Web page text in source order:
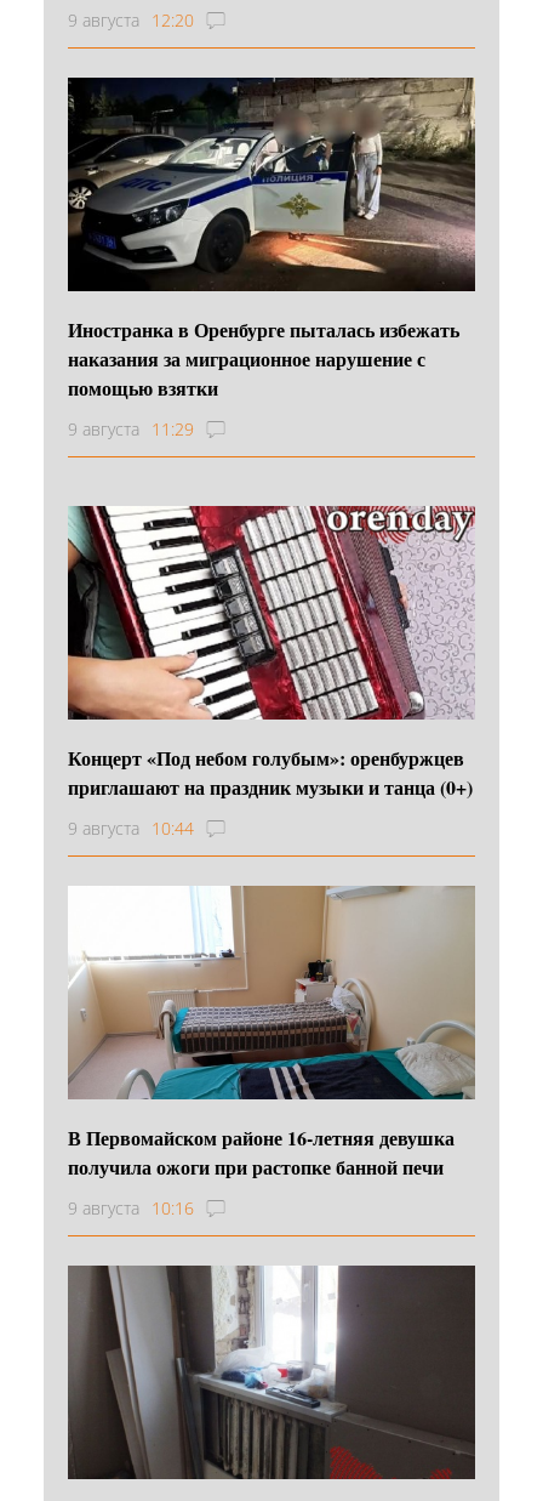
9 августа 12:20
Иностранка в Оренбурге пыталась избежать
наказания за миграционное нарушение с
помощью взятки
9 августа 11:29
Концерт «Под небом голубым»: оренбуржцев
приглашают на праздник музыки и танца (0+)
9 августа 10:44
В Первомайском районе 16‑летняя девушка
получила ожоги при растопке банной печи
9 августа 10:16